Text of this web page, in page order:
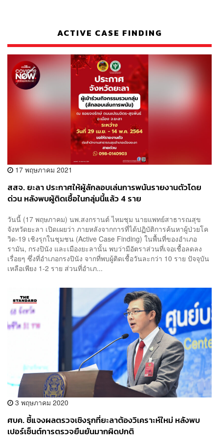
ACTIVE CASE FINDING
17 พฤษภาคม 2021
สสจ. ยะลา ประกาศให้ผู้ลักลอบเล่นการพนันรายงานตัวโดย
ด่วน หลังพบผู้ติดเชื้อในกลุ่มนี้แล้ว 4 ราย
วันนี้ (17 พฤษภาคม) นพ.สงกรานต์ ไหมชุม นายแพทย์สาธารณสุข
จังหวัดยะลา เปิดเผยว่า ภายหลังจากการที่ได้ปฏิบัติการค้นหาผู้ป่วยโค
วิด-19 เชิงรุกในชุมชน (Active Case Finding) ในพื้นที่ของอำเภอ
รามัน, กรงปินัง และเมืองยะลานั้น พบว่ามีอัตราส่วนที่เจอเชื้อลดลง
เรื่อยๆ ซึ่งที่อำเภอกรงปินัง จากที่พบผู้ติดเชื้อวันละกว่า 10 ราย ปัจจุบัน
เหลือเพียง 1-2 ราย ส่วนที่อำเภ...
3 พฤษภาคม 2020
ศบค. ชี้แจงผลตรวจเชิงรุกที่ยะลาต้องวิเคราะห์ใหม่ หลังพบ
เปอร์เซ็นต์การตรวจยืนยันมากผิดปกติ